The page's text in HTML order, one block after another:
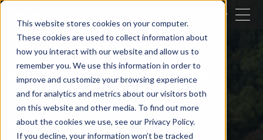
This website stores cookies on your computer.
These cookies are used to collect information about
how you interact with our website and allow us to
remember you. We use this information in order to
improve and customize your browsing experience
and for analytics and metrics about our visitors both
on this website and other media. To find out more
about the cookies we use, see our Privacy Policy.
If you decline, your information won’t be tracked
BUSCAR
CERRAR
Nuestras actividades Geosintéticos
Refuerzo estructural de muros
Refuerzo